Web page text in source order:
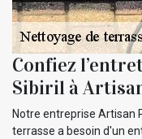
Confiez
Sibiril à
Notre entreprise Artisan
terrasse a besoin d'un